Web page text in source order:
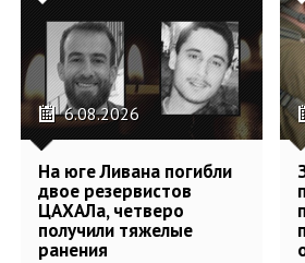
6.08.2026
На юге Ливана погибли
двое резервистов
ЦАХАЛа, четверо
получили тяжелые
ранения